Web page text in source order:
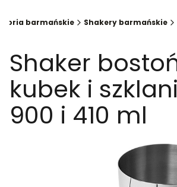
barmańskie Shakery barmańskie
Shaker
kubek i
900 i 410 ml